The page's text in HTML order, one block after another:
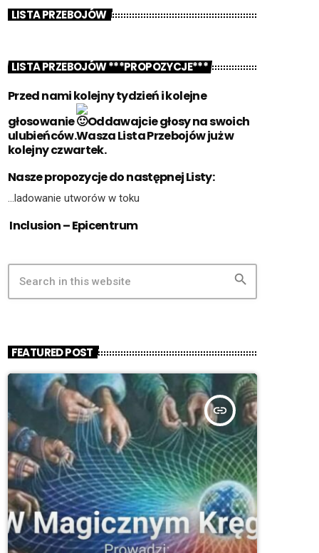
LISTA PRZEBOJÓW
LISTA PRZEBOJÓW ***PROPOZYCJE***
Przed nami kolejny tydzień i kolejne
głosowanie
Oddawajcie głosy na swoich
ulubieńców.Wasza Lista Przebojów już w
kolejny czwartek.
Nasze propozycje do następnej Listy:
…ladowanie utworów w toku
Inclusion – Epicentrum
search
FEATURED POST
insert_link